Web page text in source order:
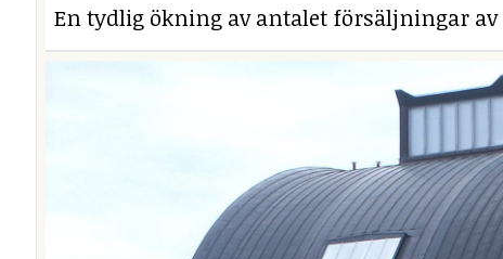
En tydlig ökning av antalet försäljningar